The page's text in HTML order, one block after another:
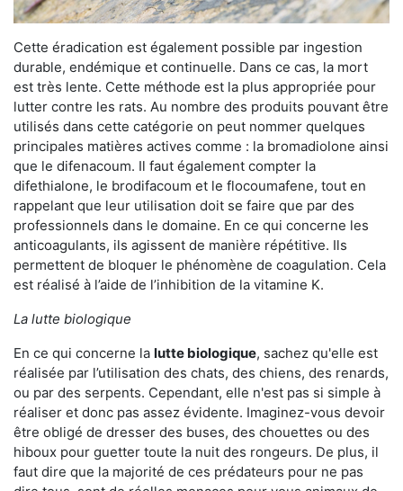
Cette éradication est également possible par ingestion
durable, endémique et continuelle. Dans ce cas, la mort
est très lente. Cette méthode est la plus appropriée pour
lutter contre les rats. Au nombre des produits pouvant être
utilisés dans cette catégorie on peut nommer quelques
principales matières actives comme : la bromadiolone ainsi
que le difenacoum. Il faut également compter la
difethialone, le brodifacoum et le flocoumafene, tout en
rappelant que leur utilisation doit se faire que par des
professionnels dans le domaine. En ce qui concerne les
anticoagulants, ils agissent de manière répétitive. Ils
permettent de bloquer le phénomène de coagulation. Cela
est réalisé à l’aide de l’inhibition de la vitamine K.
La lutte biologique
En ce qui concerne la lutte biologique, sachez qu'elle est
réalisée par l’utilisation des chats, des chiens, des renards,
ou par des serpents. Cependant, elle n'est pas si simple à
réaliser et donc pas assez évidente. Imaginez-vous devoir
être obligé de dresser des buses, des chouettes ou des
hiboux pour guetter toute la nuit des rongeurs. De plus, il
faut dire que la majorité de ces prédateurs pour ne pas